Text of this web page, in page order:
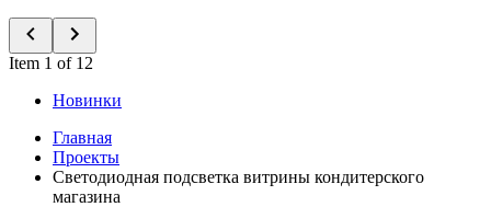
Item 1 of 12
Новинки
Главная
Проекты
Светодиодная подсветка витрины кондитерского
магазина